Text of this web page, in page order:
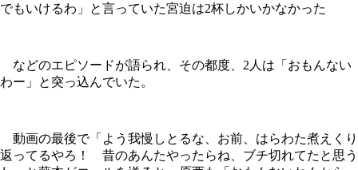
でもいけるわ」と言っていた宮迫は2杯しかいかなかった
などのエピソードが語られ、その都度、2人は「おもんない
わー」と突っ込んでいた。
動画の最後で「よう我慢しとるな、お前、はらわた煮えくり
返ってるやろ！ 昔のあんたやったらね、ブチ切れてたと思う